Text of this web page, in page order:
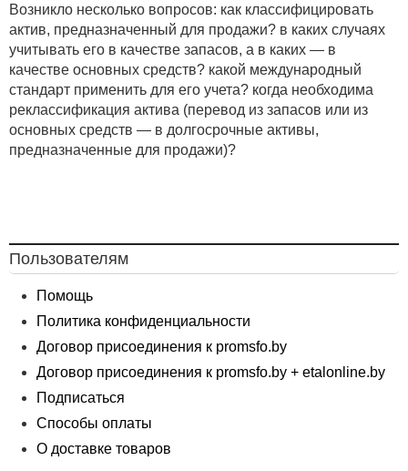
Возникло несколько вопросов: как классифицировать
актив, предназначенный для продажи? в каких случаях
учитывать его в качестве запасов, а в каких — в
качестве основных средств? какой международный
стандарт применить для его учета? когда необходима
реклассификация актива (перевод из запасов или из
основных средств — в долгосрочные активы,
предназначенные для продажи)?
Пользователям
Помощь
Политика конфиденциальности
Договор присоединения к promsfo.by
Договор присоединения к promsfo.by + etalonline.by
Подписаться
Способы оплаты
О доставке товаров